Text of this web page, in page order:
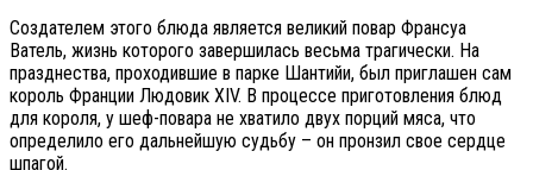
Создателем этого блюда является великий повар Франсуа
Ватель, жизнь которого завершилась весьма трагически. На
празднества, проходившие в парке Шантийи, был приглашен сам
король Франции Людовик XIV. В процессе приготовления блюд
для короля, у шеф-повара не хватило двух порций мяса, что
определило его дальнейшую судьбу – он пронзил свое сердце
шпагой.